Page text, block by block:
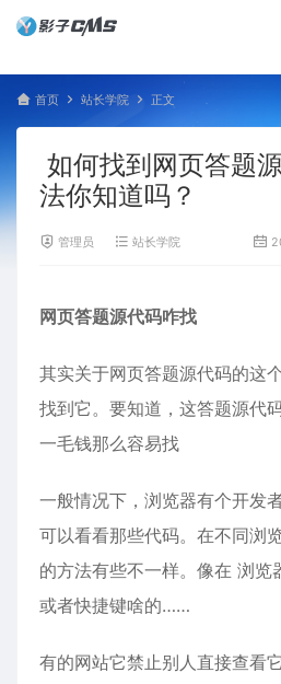
首页 站长学院 正文
如何找到网页答题
法你知道吗？
管理员 站长学院
网页答题源代码咋找
其实关于网页答题源代码的这
找到它。要知道，这答题源代
一毛钱那么容易找
一般情况下，浏览器有个开发
可以看看那些代码。在不同浏
的方法有些不一样。像在 浏览
或者快捷键啥的……
有的网站它禁止别人直接查看